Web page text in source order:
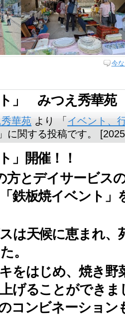
今
ト」 みつえ秀華
華苑 より 「 イベント、
」に関する投稿です。
」開催！！
方とデイサービス
鉄板焼イベント」
は天候に恵まれ、
。
をはじめ、焼き野
げることができま
コンビネーション